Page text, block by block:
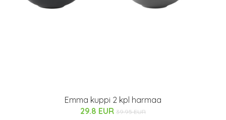
Emma kuppi 2 kpl harmaa
29.8 EUR 39.95 EUR